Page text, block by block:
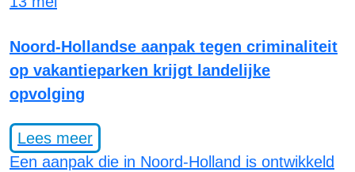
Noord-Hollandse aanpak tegen criminaliteit
op vakantieparken krijgt landelijke
opvolging
Lees meer
Een aanpak die in Noord-Holland is ontwikkeld